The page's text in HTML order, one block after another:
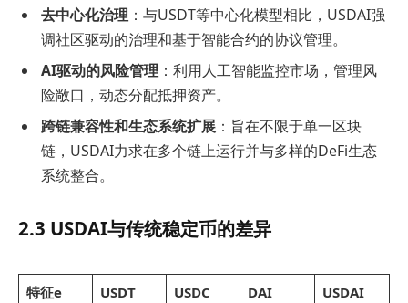
去中心化治理 ：与USDT等中心化模型相比，USDAI强
调社区驱动的治理和基于智能合约的协议管理。
AI驱动的风险管理 ：利用人工智能监控市场，管理风
险敞口，动态分配抵押资产。
跨链兼容性和生态系统扩展 ：旨在不限于单一区块
链，USDAI力求在多个链上运行并与多样的DeFi生态
系统整合。
2.3 USDAI与传统稳定币的差异
特征e USDT USDC DAI
USDAI